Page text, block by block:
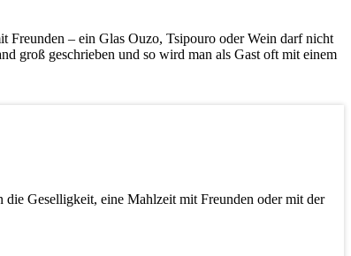
Freunden – ein Glas Ouzo, Tsipouro oder Wein darf nicht
groß geschrieben und so wird man als Gast oft mit einem
Geselligkeit, eine Mahlzeit mit Freunden oder mit der